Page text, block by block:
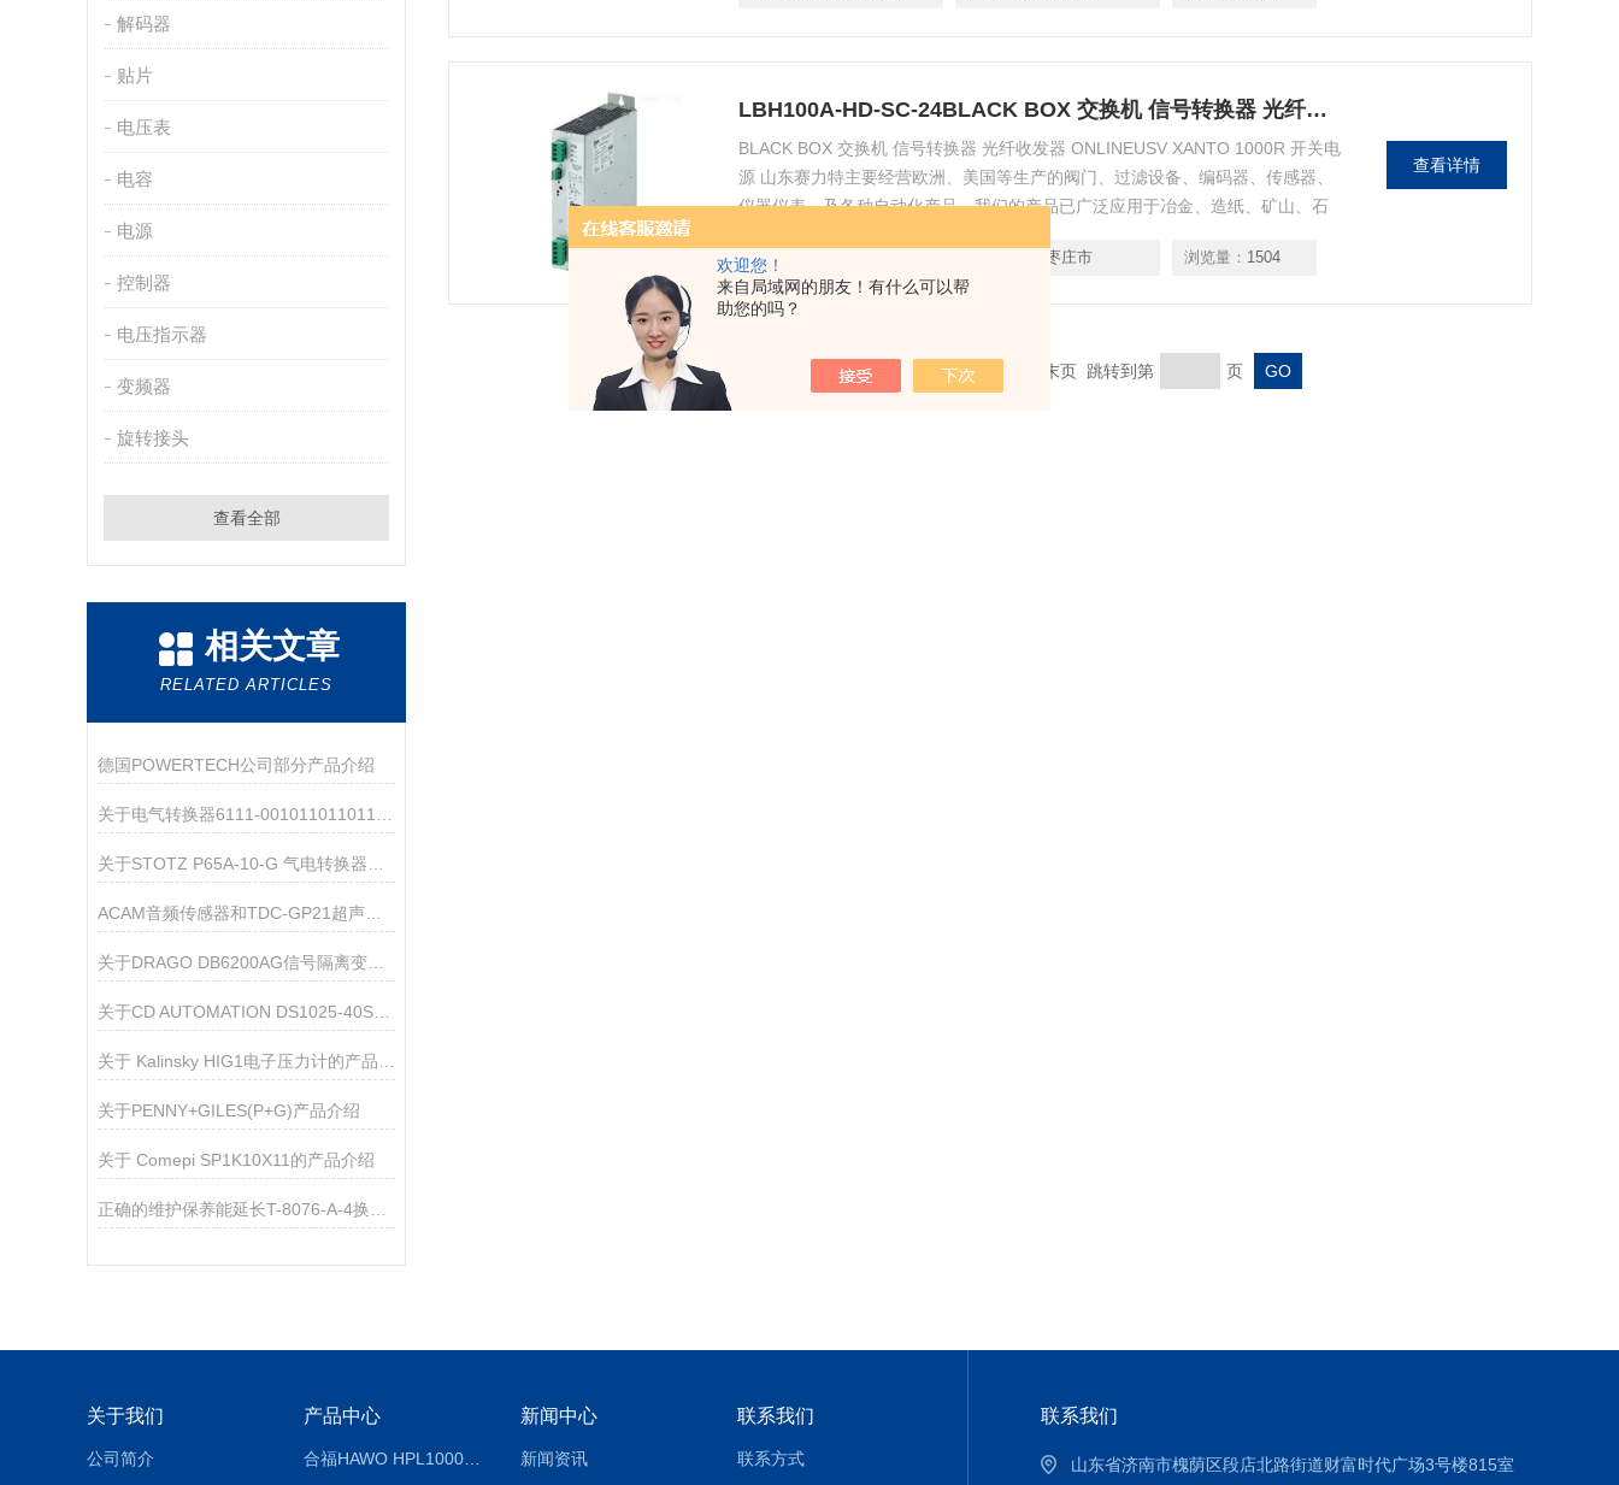
欢迎您！
来自局域网的朋友！有什么可以帮
助您的吗？
解码器
贴片
电压表
电容
电源
控制器
电压指示器
变频器
旋转接头
查看全部
相关文章
RELATED ARTICLES
德国POWERTECH公司部分产品介绍
ACAM音频传感器和TDC-GP21超声波流量转换器
关于DRAGO DB6200AG信号隔离变送器的产品介绍
关于CD AUTOMATION DS1025-40SZ000020调功器的产品介绍
关于PENNY+GILES(P+G)产品介绍
关于 Comepi SP1K10X11的产品介绍
LBH100A-HD-SC-24BLACK BOX 交换机 信号转换器 光纤收发器
BLACK BOX 交换机 信号转换器 光纤收发器 ONLINEUSV XANTO 1000R 开关电
源 山东赛力特主要经营欧洲、美国等生产的阀门、过滤设备、编码器、传感器、
仪器仪表、及各种自动化产品。我们的产品已广泛应用于冶金、造纸、矿山、石
事、航空航天、科研等领域。
更新时间： 枣庄市 浏览量： 1504
查看详情
共 3 条记录，当前 1 / 1 页 首页 上一页 下一页 末页 跳转到第 页
关于我们
公司简介
产品中心
合福HAWO HPL1000AS封口机
新闻中心
新闻资讯
联系我们
联系方式
联系我们
山东省济南市槐荫区段店北路街道财富时代广场3号楼815室